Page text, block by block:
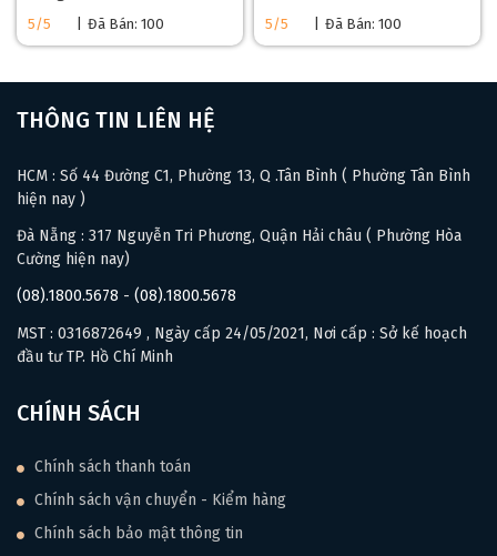
>>> Các mẫu đàn guitar Acoustic giảm giá
Yamaha FG830
Mặt lưng và mặt hong:Gỗ cẩm ấn (Rosewood) cao cấp
Cần đàn:
Bản cần: 43mm
phím đàn: Gỗ cẩm ấn (Rosewood) cao cấp
Hoàn thiện: Mặt trước bóng, mặt sau mờ
5/5
Đã Bán: 100
5/5
Đã Bán: 100
THÔNG TIN LIÊN HỆ
HCM : Số 44 Đường C1, Phường 13, Q .Tân Bình ( Phường Tân Bình
hiện nay )
Đà Nẵng : 317 Nguyễn Tri Phương, Quận Hải châu ( Phường Hòa
Cường hiện nay)
(08).1800.5678 - (08).1800.5678
MST : 0316872649 , Ngày cấp 24/05/2021, Nơi cấp : Sở kế hoạch
đầu tư TP. Hồ Chí Minh
CHÍNH SÁCH
Chính sách thanh toán
Chính sách vận chuyển - Kiểm hàng
Chính sách bảo mật thông tin